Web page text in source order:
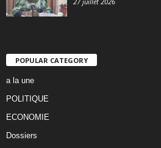
POPULAR CATEGORY
a la une
POLITIQUE
ECONOMIE
Dossiers